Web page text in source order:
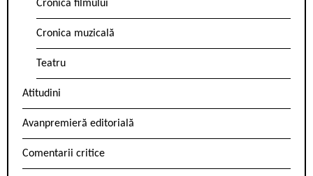
Cronica filmului
Cronica muzicală
Teatru
Atitudini
Avanpremieră editorială
Comentarii critice